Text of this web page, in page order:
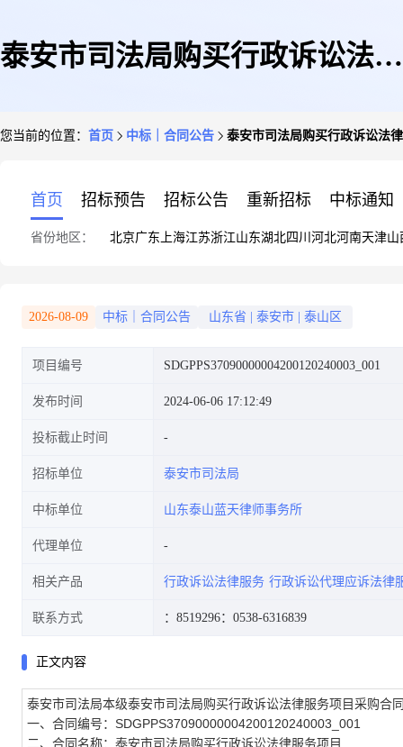
泰安市司法局购买行政诉讼法律
您当前的位置： 首页 中标｜合同公告 泰安市司法局购买行政诉讼法
首页 招标预告 招标公告 重新招标 中标通知
省份地区： 北京广东 上海江苏浙江山东湖北四川 河北河南天津山
2026-08-09 中标｜合同公告 山东省 泰安市 泰山区
项目编号 SDGPPS37090000004200120240003_001
发布时间 2024-06-06 17:12:49
投标截止时间
招标单位 泰安市司法局
中标单位 山东泰山蓝天律师事务所
代理单位
相关产品 行政诉讼法律服务 行政诉讼代理应诉法律
联系方式 ：8519296：0538-6316839
正文内容
泰安市司法局本级泰安市司法局购买行政诉讼法律服务项目采购合
一、合同编号：SDGPPS37090000004200120240003_001
二、合同名称：泰安市司法局购买行政诉讼法律服务项目